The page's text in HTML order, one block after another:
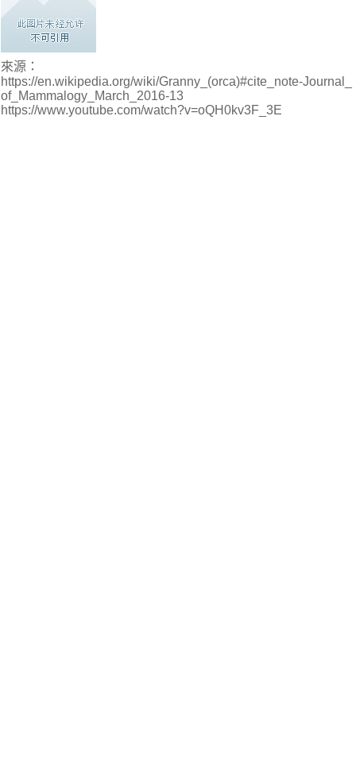
來源：
https://en.wikipedia.org/wiki/Granny_(orca)#cite_note-Journal_
of_Mammalogy_March_2016-13
https://www.youtube.com/watch?v=oQH0kv3F_3E